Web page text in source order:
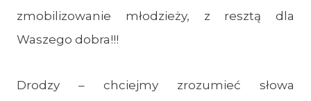
zmobilizowanie młodzieży, z resztą dla
Waszego dobra!!!
Drodzy – chciejmy zrozumieć słowa